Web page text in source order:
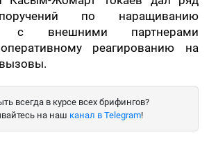
по наращиванию
с внешними партнерами
реагированию на
всегда в курсе всех брифингов?
на наш канал в Telegram!